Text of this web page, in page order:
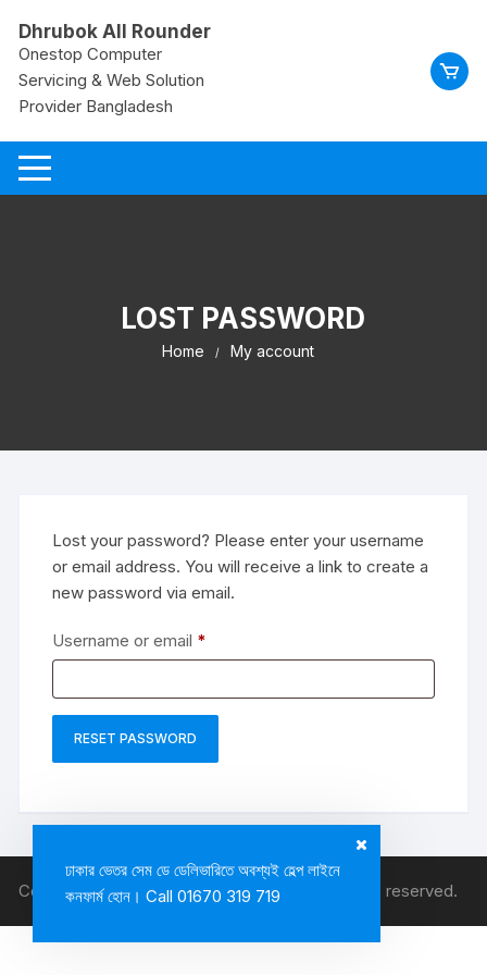
ঢাকার ভেতর সেম ডে ডেলিভারিতে অবশ্যই হেল্প লাইনে
কনফার্ম হোন। Call 01670 319 719
content
Dhrubok All Rounder
Onestop Computer
Servicing & Web Solution
Provider Bangladesh
LOST PASSWORD
Home My account
Lost your password? Please enter your username
or email address. You will receive a link to create a
new password via email.
Username or email *
RESET PASSWORD
Copyright © 2026, Dhrubok All Rounder. All rights reserved.